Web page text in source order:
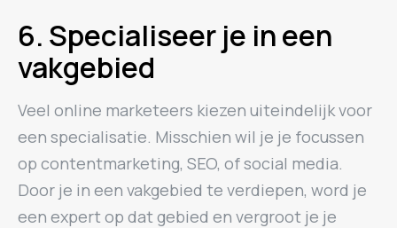
6. Specialiseer je in een
vakgebied
Veel online marketeers kiezen uiteindelijk voor
een specialisatie. Misschien wil je je focussen
op contentmarketing, SEO, of social media.
Door je in een vakgebied te verdiepen, word je
een expert op dat gebied en vergroot je je